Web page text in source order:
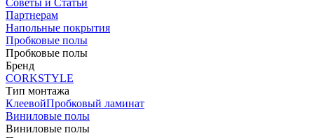
Советы и Статьи
Партнерам
Напольные покрытия
Пробковые полы
Пробковые полы
Бренд
CORKSTYLE
Тип монтажа
КлеевойПробковый ламинат
Виниловые полы
Виниловые полы